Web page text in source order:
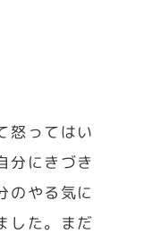
怒ってはい
分にきづき
のやる気に
した。まだ